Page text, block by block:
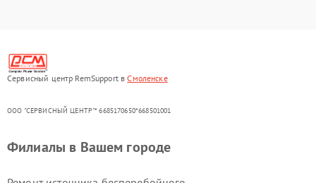
Сервисный центр RemSupport вСмоленске
ООО "СЕРВИСНЫЙ ЦЕНТР"* 6685170650*668501001
Филиалы в Вашем городе